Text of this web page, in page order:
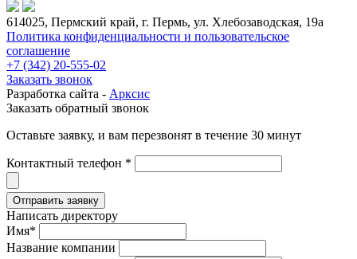
614025, Пермский край, г. Пермь, ул. Хлебозаводская, 19а
Политика конфиденциальности и пользовательское
соглашение
+7 (342) 20-555-02
Заказать звонок
Разработка сайта - Арксис
Заказать обратный звонок
Оставьте заявку, и вам перезвонят в течение 30 минут
Контактный телефон *
Написать директору
Имя*
Название компании